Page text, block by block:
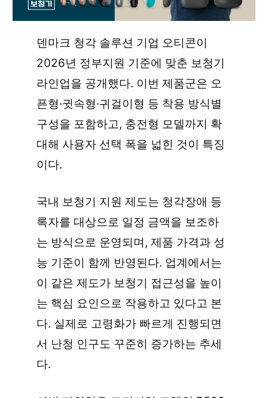
덴마크 청각 솔루션 기업 오티콘이
2026년 정부지원 기준에 맞춘 보청기
라인업을 공개했다. 이번 제품군은 오
픈형·귓속형·귀걸이형 등 착용 방식별
구성을 포함하고, 충전형 모델까지 확
대해 사용자 선택 폭을 넓힌 것이 특징
이다.
국내 보청기 지원 제도는 청각장애 등
록자를 대상으로 일정 금액을 보조하
는 방식으로 운영되며, 제품 가격과 성
능 기준이 함께 반영된다. 업계에서는
이 같은 제도가 보청기 접근성을 높이
는 핵심 요인으로 작용하고 있다고 본
다. 실제로 고령화가 빠르게 진행되면
서 난청 인구도 꾸준히 증가하는 추세
다.